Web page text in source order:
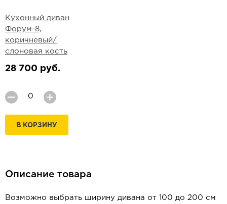
Кухонный диван
Форум-8,
коричневый/
слоновая кость
28 700 руб.
В КОРЗИНУ
Описание товара
Возможно выбрать ширину дивана от 100 до 200 см